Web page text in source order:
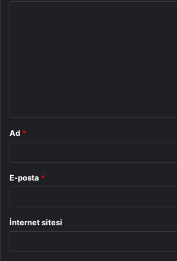
Ad *
E-posta *
İnternet sitesi